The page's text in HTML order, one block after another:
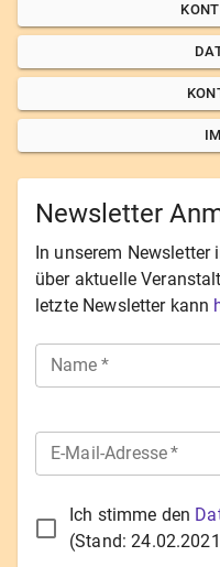
Newsletter
In unserem
über aktuelle
letzte Newsletter kann
Name *
E-Mail-Adresse*
Ich stimme den
(Stand:24.02.2021